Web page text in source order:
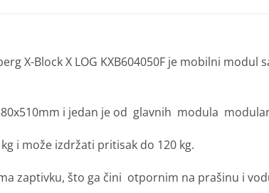
X-Block X LOG KXB604050F je mobilni
i jedan je od glavnih modula
i može izdržati pritisak do 120 kg.
zaptivku, što ga čini otpornim na prašinu i